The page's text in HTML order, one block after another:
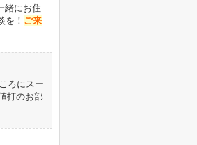
緒にお住
を！ ご来
ろにスー
打のお部